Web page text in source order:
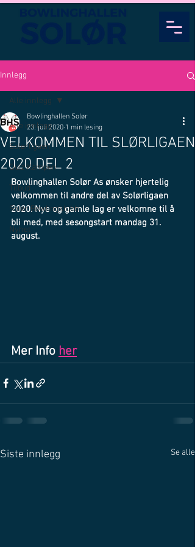
Innlegg
Alle innlegg
Solørligaen
Quiz Kampen
Tilbud
Solør Bowlingklubb
Nyhet
Alle innlegg
VELKOMMEN TIL SLØRLIGAEN
2020 DEL 2
Bowlinghallen Solør
23. juli 2020 1 min lesing
Bowlinghallen Solør As ønsker hjertelig
velkommen til andre del av Solørligaen
2020. Nye og gamle lag er velkomne til å
bli med, med sesongstart mandag 31.
august.
Mer Info her
Siste innlegg Se alle